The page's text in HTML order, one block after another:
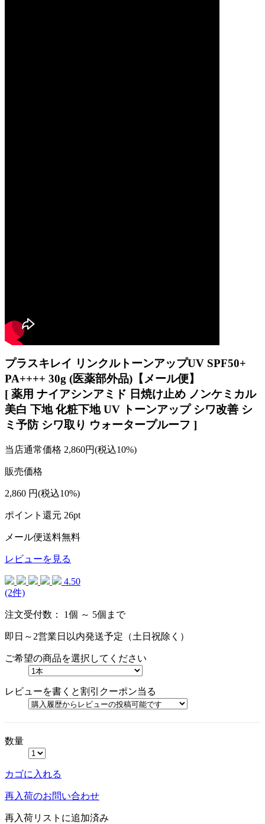
プラスキレイ リンクルトーンアップUV SPF50+
PA++++ 30g (医薬部外品)【メール便】
[ 薬用 ナイアシンアミド 日焼け止め ノンケミカル
美白 下地 化粧下地 UV トーンアップ シワ改善 シ
ミ予防 シワ取り ウォータープルーフ ]
当店通常価格 2,860円(税込10%)
販売価格
2,860 円(税込10%)
ポイント還元 26pt
メール便送料無料
レビューを見る
4.50
(2件)
注文受付数： 1個 ～ 5個まで
即日～2営業日以内発送予定（土日祝除く）
ご希望の商品を選択してください
レビューを書くと割引クーポン当る
数量
カゴに入れる
再入荷のお問い合わせ
再入荷リストに追加済み